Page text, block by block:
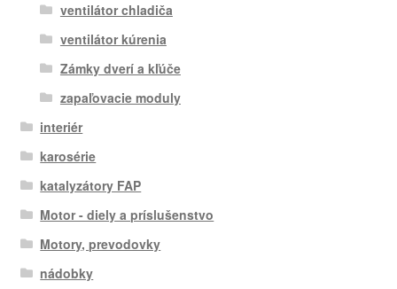
ventilátor chladiča
ventilátor kúrenia
Zámky dverí a kľúče
zapaľovacie moduly
interiér
karosérie
katalyzátory FAP
Motor - diely a príslušenstvo
Motory, prevodovky
nádobky